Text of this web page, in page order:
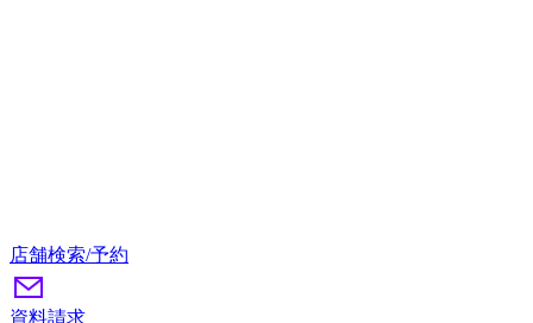
店舗検索/予約
資料請求